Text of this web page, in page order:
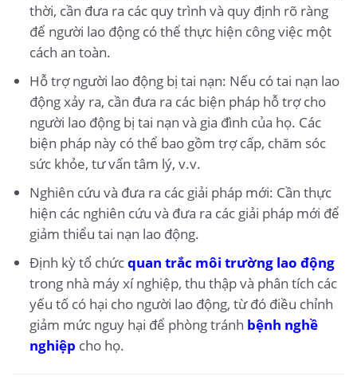
thời, cần đưa ra các quy trình và quy định rõ ràng
để người lao động có thể thực hiện công việc một
cách an toàn.
Hỗ trợ người lao động bị tai nạn: Nếu có tai nạn lao
động xảy ra, cần đưa ra các biện pháp hỗ trợ cho
người lao động bị tai nạn và gia đình của họ. Các
biện pháp này có thể bao gồm trợ cấp, chăm sóc
sức khỏe, tư vấn tâm lý, v.v.
Nghiên cứu và đưa ra các giải pháp mới: Cần thực
hiện các nghiên cứu và đưa ra các giải pháp mới để
giảm thiểu tai nạn lao động.
Định kỳ tổ chứcquan trắc môi trường lao động
trong nhà máy xí nghiệp, thu thập và phân tích các
yếu tố có hại cho người lao động, từ đó điều chỉnh
giảm mức nguy hại để phòng tránh bệnh nghề
nghiệp cho họ.